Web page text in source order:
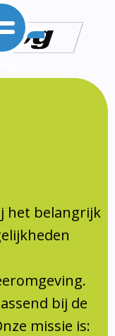
het belangrijk
bij de
missie is: